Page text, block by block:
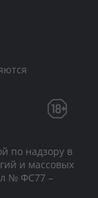
по надзору в
и массовых
№ ФС77 –